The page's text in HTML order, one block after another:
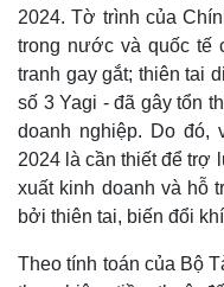
Thế giới
Quan sát
2024. Tờ trình của
trong nước và quốc tế
tranh gay gắt; thiên tai
số 3 Yagi - đã gây tổn
doanh nghiệp. Do đó,
2024 là cần thiết để trợ
xuất kinh doanh và hỗ
bởi thiên tai, biến đổi
Theo tính toán của Bộ